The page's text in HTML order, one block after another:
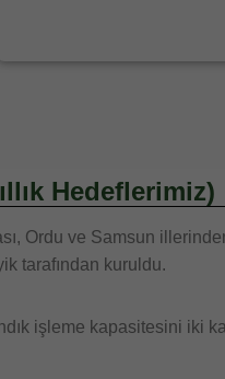
Hedeflerimiz)
Ordu ve Samsun
tarafından kuruldu.
işleme kapasitesini iki